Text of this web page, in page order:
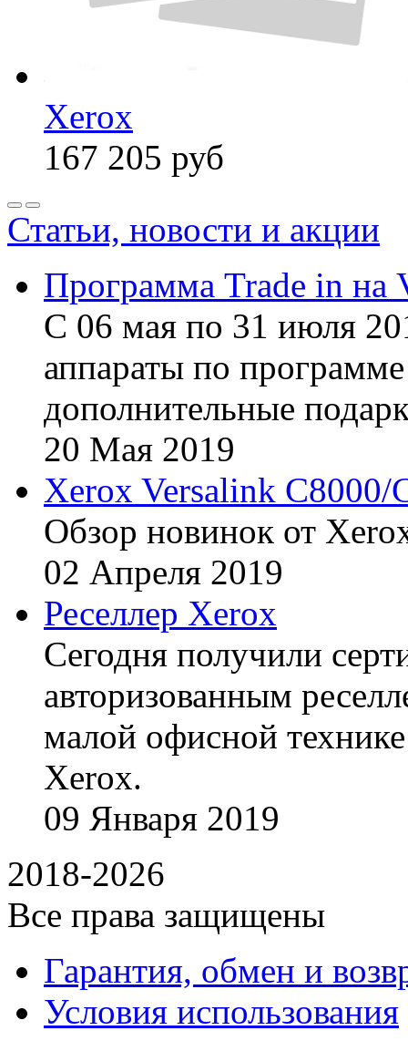
Xerox
167 205 руб
Статьи, новости и акции
Программа Trade in на
С 06 мая по 31 июля
аппараты по
дополнительные
20 Мая 2019
Xerox Versalink C8000/
Обзор новинок от
02 Апреля 2019
Реселлер Xerox
Сегодня получили
авторизованным
малой офисной
Xerox.
09 Января 2019
2018-2026
Все права защищены
Гарантия, обмен и
Условия использования